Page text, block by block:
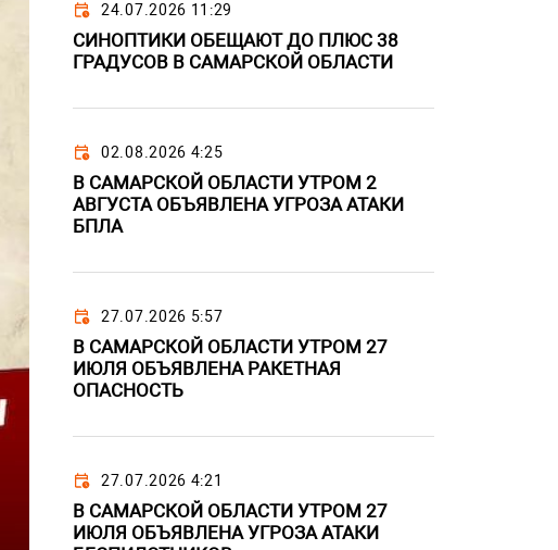
24.07.2026 11:29
СИНОПТИКИ ОБЕЩАЮТ ДО ПЛЮС 38
ГРАДУСОВ В САМАРСКОЙ ОБЛАСТИ
02.08.2026 4:25
В САМАРСКОЙ ОБЛАСТИ УТРОМ 2
АВГУСТА ОБЪЯВЛЕНА УГРОЗА АТАКИ
БПЛА
27.07.2026 5:57
В САМАРСКОЙ ОБЛАСТИ УТРОМ 27
ИЮЛЯ ОБЪЯВЛЕНА РАКЕТНАЯ
ОПАСНОСТЬ
27.07.2026 4:21
В САМАРСКОЙ ОБЛАСТИ УТРОМ 27
ИЮЛЯ ОБЪЯВЛЕНА УГРОЗА АТАКИ